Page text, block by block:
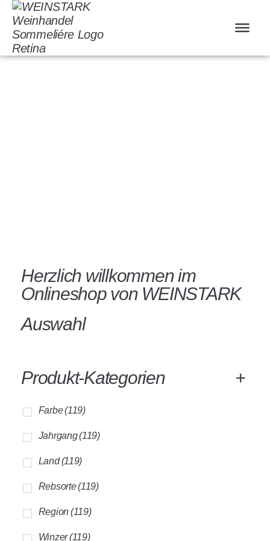
Herzlich willkommen im
Onlineshop von WEINSTARK
Auswahl
Produkt-Kategorien +
Farbe(119)
Jahrgang(119)
Land (119)
Rebsorte(119)
Region(119)
Winzer(119)